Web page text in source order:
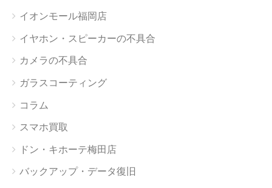
イオンモール福岡店
イヤホン・スピーカーの不具合
カメラの不具合
ガラスコーティング
コラム
スマホ買取
ドン・キホーテ梅田店
バックアップ・データ復旧